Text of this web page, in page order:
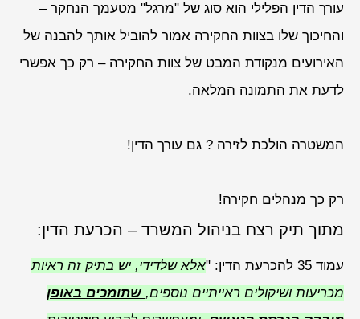
עורך הדין הפלילי הוא סוג של "מרגל" מטעמך הנחקר –
והחיכוך שלו בצוות החקירה אמור להוביל אותך להבנה של
האירועים מנקודת המבט של צוות החקירה – רק כך אפשרי
לדעת את התמונה המלאה.
המשטרה הולכת לזירה ? גם עורך הדין!
רק כך מנהלים חקירה!
מתוך תיק רצח בניהול המשרד – הכרעת הדין:
עמוד 35 להכרעת הדין: "
אלא שלדידי, יש בתיק זה ראיות
מכריעות ושיקולים ראייתיים נוספים, שתומכים באופן